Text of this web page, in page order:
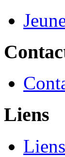
Liens
Liens